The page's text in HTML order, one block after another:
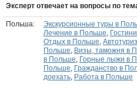
Эксперт отвечает на вопросы по
Польша: Экскурсионные туры в
Лечение в Польше,
Отдых в Польше,
Польше, Визы, таможня в
в Польше, Горные лыжи в
Польше, Гражданство в
доехать, Работа в Польше